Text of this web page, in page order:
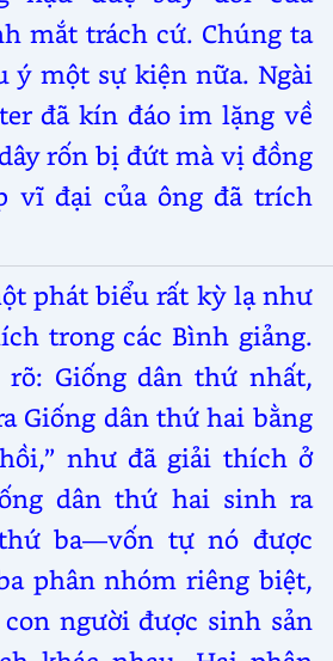
mắt trách cứ. Chúng ta
ý một sự kiện nữa. Ngài
đã kín đáo im lặng về
rốn bị đứt mà vị đồng
vĩ đại của ông đã trích
phát biểu rất kỳ lạ như
trong các Bình giảng.
Giống dân thứ nhất,
Giống dân thứ hai bằng
như đã giải thích ở
dân thứ hai sinh ra
ba—vốn tự nó được
phân nhóm riêng biệt,
người được sinh sản